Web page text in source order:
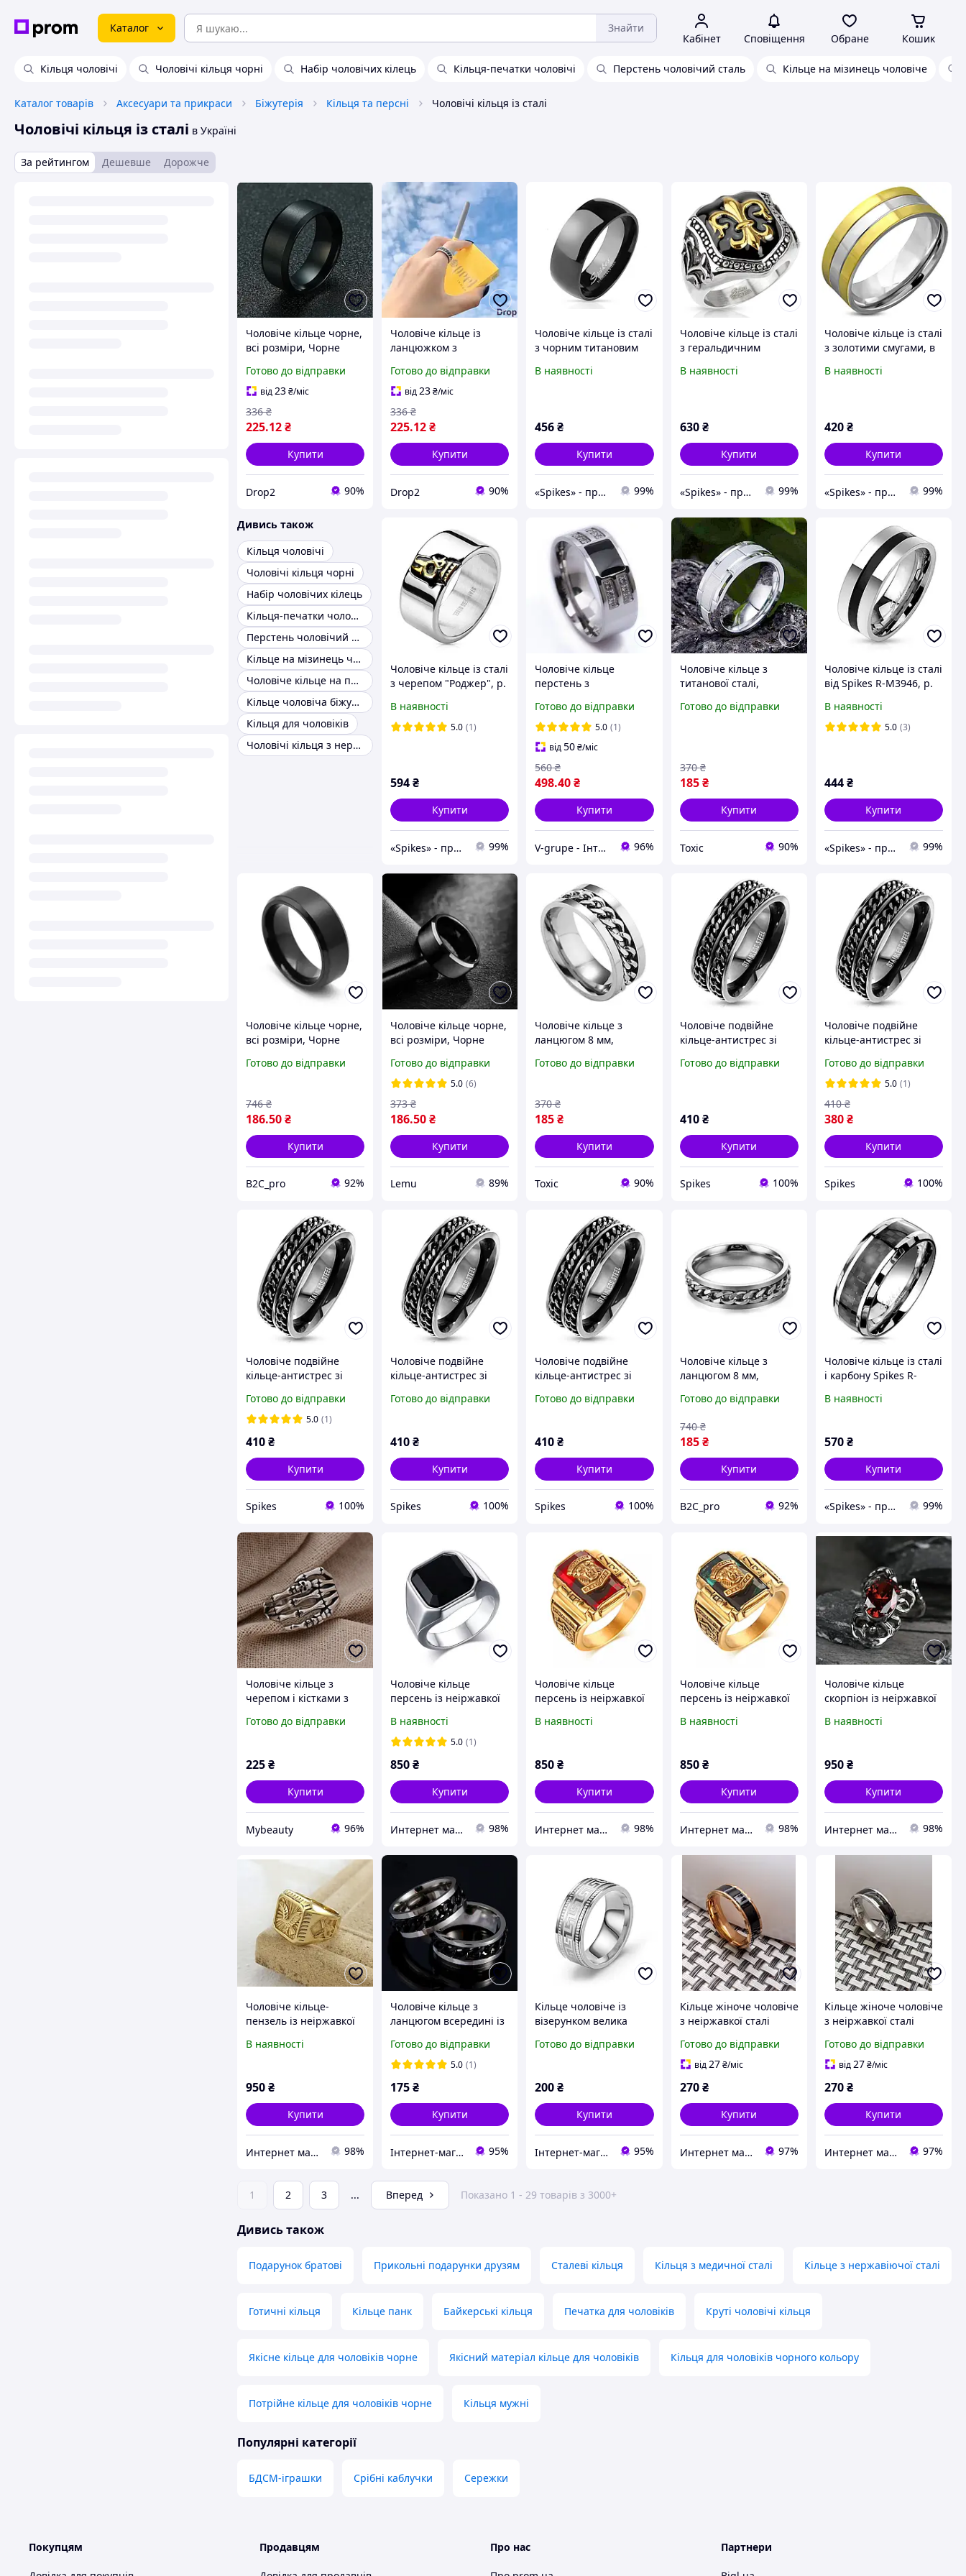
Каталог Знайти
Кабінет Сповіщення Обране Кошик
Кільця чоловічі Чоловічі кільця чорні Набір чоловічих кілець Кільця-печатки чоловічі Перстень чоловічий сталь Кільце на мізинець чоловіче
Каталог товарів Аксесуари та прикраси Біжутерія Кільця та ​​персні Чоловічі кільця із сталі
Чоловічі кільця із сталі в Україні
За рейтингом Дешевше Дорожче
Чоловіче кільце чорне,
всі розміри, Чорне
ювелірної сталі К-1
drop
Готово до відправки
від23₴/міс
225.12₴
336 ₴
Купити
Drop2 90%
Чоловіче кільце із
ланцюжком з
16 22
Готово до відправки
від23₴/міс
225.12₴
336 ₴
Купити
Drop2 90%
Чоловіче кільце із сталі
з чорним титановим
20.5, 21.5, 22, 23
В наявності
456₴
Купити
«Spikes» - прикраси, що не темніють і не бояться води. Носи не знімаючи! 99%
Чоловіче кільце із сталі
з геральдичним
21.5
В наявності
630 ₴
Купити
«Spikes» - прикраси, що не темніють і не бояться води. Носи не знімаючи! 99%
Чоловіче кільце із сталі
з золотими смугами, в
В наявності
420₴
Купити
«Spikes» - прикраси, що не темніють і не бояться води. Носи не знімаючи! 99%
Дивись також
Кільця чоловічі
Чоловічі кільця чорні
Набір чоловічих кілець
Кільця-печатки чоловічі
Перстень чоловічий сталь
Кільце на мізинець чоловіче
Чоловіче кільце на палець
Кільце чоловіча біжутерія
Кільця для чоловіків
Чоловічі кільця з нержавіючої сталі
Чоловіче кільце із сталі
з черепом "Роджер", р.
В наявності
5.0 (1)
594₴
Купити
«Spikes» - прикраси, що не темніють і не бояться води. Носи не знімаючи! 99%
Чоловіче кільце
перстень з
Готово до відправки
5.0 (1)
від50₴/міс
498.40₴
560 ₴
Купити
V-grupe - Інтернет-магазин 96%
Чоловіче кільце з
титанової сталі,
22, ширина 8 мм,
Готово до відправки
185 ₴
370 ₴
Купити
Toxic 90%
Чоловіче кільце із сталі
від Spikes R-M3946, р.
В наявності
5.0 (3)
444₴
Купити
«Spikes» - прикраси, що не темніють і не бояться води. Носи не знімаючи! 99%
Чоловіче кільце чорне,
всі розміри, Чорне
ювелірної сталі К-1 b2c
Готово до відправки
186.50₴
746 ₴
Купити
B2C_pro 92%
Чоловіче кільце чорне,
всі розміри, Чорне
ювелірної сталі К-1
Готово до відправки
5.0 (6)
186.50₴
373 ₴
Купити
Lemu 89%
Чоловіче кільце з
ланцюгом 8 мм,
ювелірної сталі,
Готово до відправки
185₴
370 ₴
Купити
Toxic 90%
Чоловіче подвійне
кільце-антистрес зі
09 з ланцюжками, що
Готово до відправки
410 ₴
Купити
Spikes 100%
Чоловіче подвійне
кільце-антистрес зі
11 з ланцюжками, що
обертаються (Розмір 11
Готово до відправки
5.0 (1)
380₴
410 ₴
Купити
Spikes 100%
Чоловіче подвійне
кільце-антистрес зі
12 з ланцюжками, що
обертаються (Розмір 12
Готово до відправки
5.0 (1)
410₴
Купити
Spikes 100%
Чоловіче подвійне
кільце-антистрес зі
13 з ланцюжками, що
Готово до відправки
410₴
Купити
Spikes 100%
Чоловіче подвійне
кільце-антистрес зі
14 з ланцюжками, що
Готово до відправки
410₴
Купити
Spikes 100%
Чоловіче кільце з
ланцюгом 8 мм,
ювелірної сталі,
кільця К-8 b2c
Готово до відправки
185 ₴
740 ₴
Купити
B2C_pro 92%
Чоловіче кільце із сталі
і карбону Spikes R-
21.5
В наявності
570₴
Купити
«Spikes» - прикраси, що не темніють і не бояться води. Носи не знімаючи! 99%
Чоловіче кільце з
черепом і кістками з
срібло, розмір
Готово до відправки
225₴
Купити
Mybeauty 96%
Чоловіче кільце
персень із неіржавкої
агат, цинкон, онікс)
В наявності
5.0 (1)
850₴
Купити
Интернет магазин "Style-XX-Shop" 98%
Чоловіче кільце
персень із неіржавкої
В наявності
850₴
Купити
Интернет магазин "Style-XX-Shop" 98%
Чоловіче кільце
персень із неіржавкої
В наявності
850 ₴
Купити
Интернет магазин "Style-XX-Shop" 98%
Чоловіче кільце
скорпіон із неіржавкої
рубіном!
В наявності
950₴
Купити
Интернет магазин "Style-XX-Shop" 98%
Чоловіче кільце-
пензель із неіржавкої
В наявності
950₴
Купити
Интернет магазин "Style-XX-Shop" 98%
Чоловіче кільце з
ланцюгом всередині із
срібний
Готово до відправки
5.0 (1)
175₴
Купити
Інтернет-магазин "Vegvisir" 95%
Кільце чоловіче із
візерунком велика
8 мм перстень срібний
Готово до відправки
200₴
Купити
Інтернет-магазин "Vegvisir" 95%
Кільце жіноче чоловіче
з неіржавкої сталі
чорним арт.183
Готово до відправки
від27 ₴/міс
270 ₴
Купити
Интернет магазин аксессуаров АЛЬПАКА 97%
Кільце жіноче чоловіче
з неіржавкої сталі
чорним арт.184
Готово до відправки
від27₴/міс
270₴
Купити
Интернет магазин аксессуаров АЛЬПАКА 97%
1 2 3 ... Вперед Показано 1 - 29 товарів з 3000+
Дивись також
Подарунок братові Прикольні подарунки друзям Сталеві кільця Кільця з медичної сталі Кільце з нержавіючої сталі
Готичні кільця Кільце панк Байкерські кільця Печатка для чоловіків Круті чоловічі кільця
Якісне кільце для чоловіків чорне Якісний матеріал кільце для чоловіків Кільця для чоловіків чорного кольору
Потрійне кільце для чоловіків чорне Кільця мужні
Популярні категорії
БДСМ-іграшки Срібні каблучки Сережки
Покупцям Продавцям Про нас Партнери